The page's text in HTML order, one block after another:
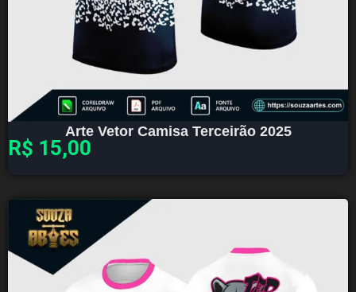
Arte Vetor Camisa Terceirão 2025
R$ 15,00